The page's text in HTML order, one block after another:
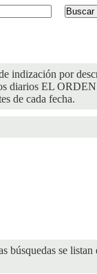
indización por
diarios EL
de cada fecha.
búsquedas se